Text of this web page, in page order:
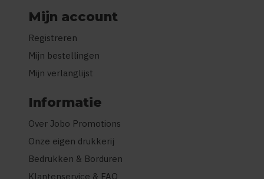
Mijn account
Registreren
Mijn bestellingen
Mijn verlanglijst
Informatie
Over Jobo Promotions
Onze eigen drukkerij
Bedrukken & Borduren
Klantenservice & FAQ